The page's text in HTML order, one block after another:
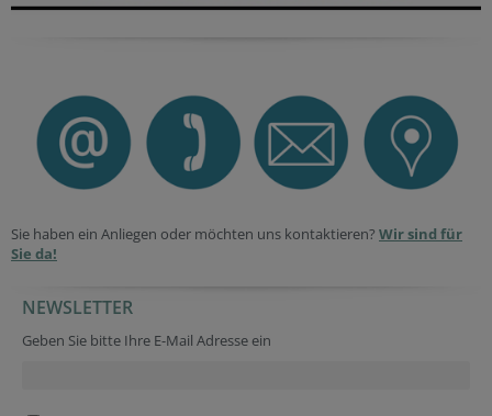
Sie haben ein Anliegen oder möchten uns kontaktieren? Wir sind für
Sie da!
Security token
Security token
Session ID
NEWSLETTER
Geben Sie bitte Ihre E-Mail Adresse ein